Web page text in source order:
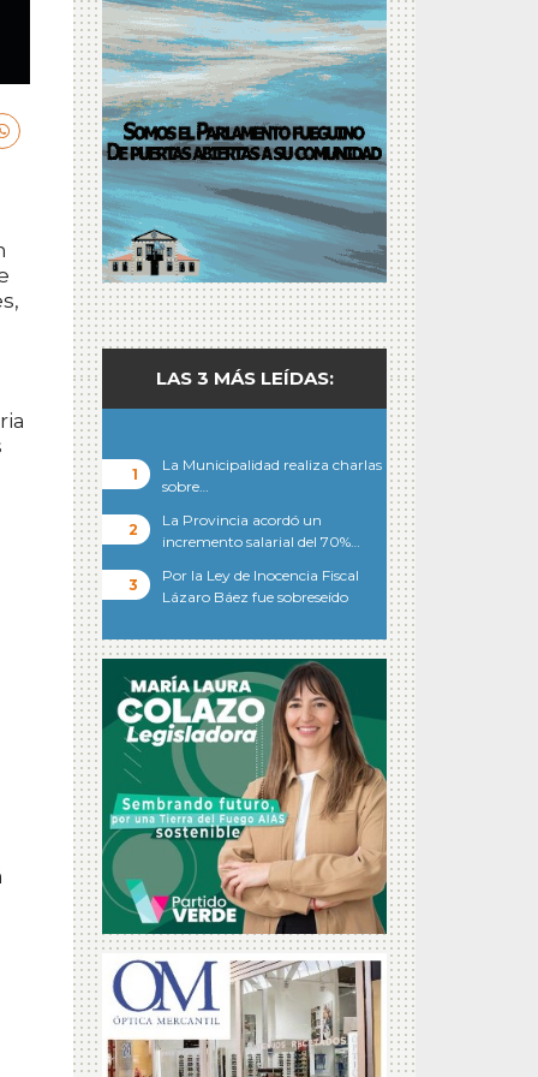
LAS 3 MÁS LEÍDAS:
La Municipalidad realiza charlas
sobre…
La Provincia acordó un
incremento salarial del 70%…
Por la Ley de Inocencia Fiscal
Lázaro Báez fue sobreseído